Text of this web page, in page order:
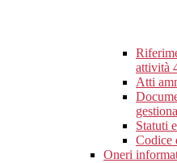
attività
Atti
Statuti
Codice
Oneri